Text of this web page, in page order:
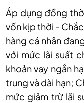
Áp dụng đồng
vốn kịp thời -
hàng cá nhân
với mức lãi suất
khoản vay ngắn
trung và dài hạn;
mức giảm trừ lãi